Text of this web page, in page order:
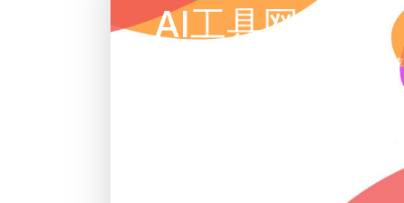
AI工具网
AI工具集导航大全 | 精选AI人工智能工具推荐